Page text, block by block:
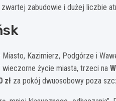
zabudowie i dużej liczbie
Miasto, Kazimierz, Podgórze i
wieczorne życie miasta, trzeci na
zł za pokój dwuosobowy poza